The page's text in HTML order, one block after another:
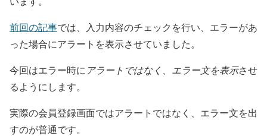
前回の記事では、入力内容のチェックを行い、エラーがあ
った場合にアラートを表示させていました。
今回はエラー時に アラートではなく、エラー文を表示させ
るようにします。
実際の会員登録画面ではアラートではなく、エラー文を出
すのが普通です。